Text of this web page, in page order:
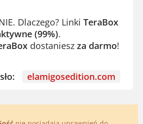
Dlaczego? Linki TeraBox
(99%).
dostaniesz za darmo!
elamigosedition.com